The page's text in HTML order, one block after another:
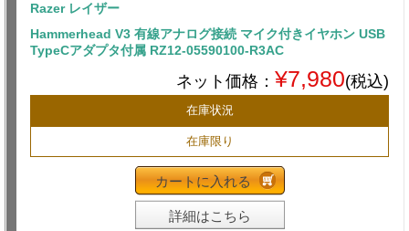
Razer レイザー
Hammerhead V3 有線アナログ接続 マイク付きイヤホン USB
TypeCアダプタ付属 RZ12-05590100-R3AC
ネット価格： ¥7,980(税込)
在庫状況
在庫限り
カートに入れる
詳細はこちら